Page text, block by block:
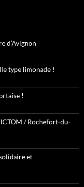
d’Avignon
type limonade !
!
/ Rochefort-du-
et